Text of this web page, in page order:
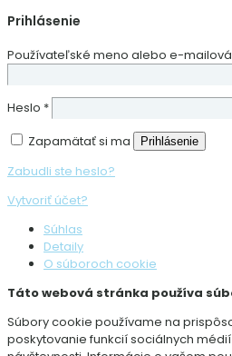
Prihlásenie
Používateľské meno alebo e-
Heslo *
Zapamätať si ma
Prihlásenie
Zabudli ste heslo?
Vytvoriť účet?
Súhlas
Detaily
O súboroch cookie
Táto webová stránka používa
Súbory cookie používame na
poskytovanie funkcií sociálnych